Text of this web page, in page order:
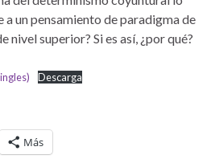
un pensamiento de paradigma de
superior? Si es así, ¿por qué?
Descarga
Más